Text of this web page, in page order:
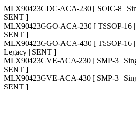
MLX90423GDC-ACA-230 [ SOIC-8 |
SENT ]
MLX90423GGO-ACA-230 [ TSSOP-16
SENT ]
MLX90423GGO-ACA-430 [ TSSOP-16
Legacy | SENT ]
MLX90423GVE-ACA-230 [ SMP-3 |
SENT ]
MLX90423GVE-ACA-430 [ SMP-3 |
SENT ]